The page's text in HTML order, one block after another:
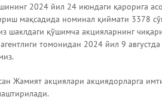
2024 йил 24 июндаги қарорига
мақсадида номинал қиймати 3378
шаклдаги қўшимча акцияларнинг
томонидан 2024 йил 9
Жамият акциялари акциядорларга